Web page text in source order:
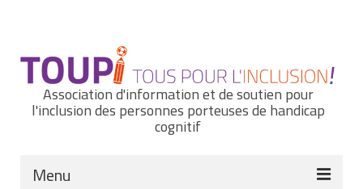
Association d'information et de soutien pour
l'inclusion des personnes porteuses de handicap
cognitif
Menu